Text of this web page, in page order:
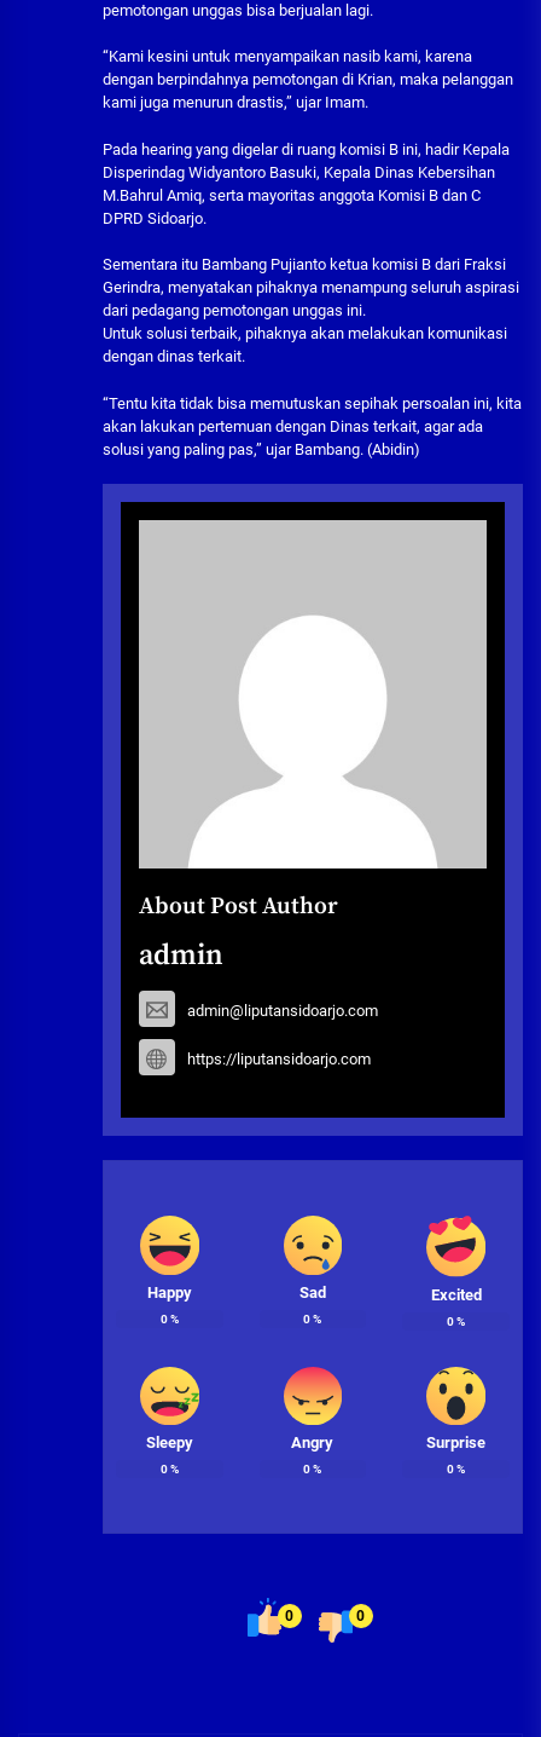
pemotongan unggas bisa berjualan lagi.
“Kami kesini untuk menyampaikan nasib kami, karena
dengan berpindahnya pemotongan di Krian, maka pelanggan
kami juga menurun drastis,” ujar Imam.
Pada hearing yang digelar di ruang komisi B ini, hadir Kepala
Disperindag Widyantoro Basuki, Kepala Dinas Kebersihan
M.Bahrul Amiq, serta mayoritas anggota Komisi B dan C
DPRD Sidoarjo.
Sementara itu Bambang Pujianto ketua komisi B dari Fraksi
Gerindra, menyatakan pihaknya menampung seluruh aspirasi
dari pedagang pemotongan unggas ini.
Untuk solusi terbaik, pihaknya akan melakukan komunikasi
dengan dinas terkait.
“Tentu kita tidak bisa memutuskan sepihak persoalan ini, kita
akan lakukan pertemuan dengan Dinas terkait, agar ada
solusi yang paling pas,” ujar Bambang. (Abidin)
About Post Author
admin
admin@liputansidoarjo.com
https://liputansidoarjo.com
Happy
0%
Sad
0%
Excited
0%
Sleepy
0%
Angry
0%
Surprise
0%
0 0